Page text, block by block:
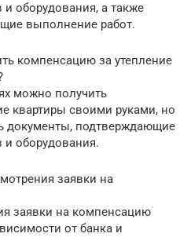
и оборудования, а также
выполнение работ.
компенсацию за утепление
можно получить
квартиры своими руками, но
документы, подтверждающие
и оборудования.
заявки на
заявки на компенсацию
от банка и